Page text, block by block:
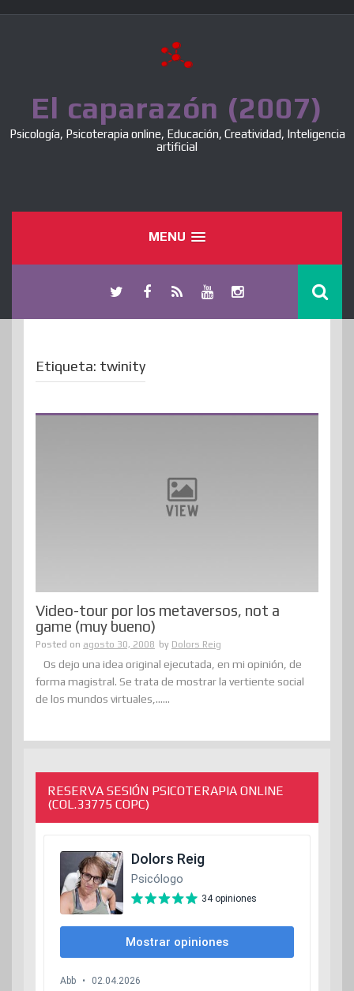
El caparazón (2007)
Psicología, Psicoterapia online, Educación, Creatividad, Inteligencia
artificial
MENU
Etiqueta: twinity
Video-tour por los metaversos, not a
game (muy bueno)
Posted on agosto 30, 2008 by Dolors Reig
Os dejo una idea original ejecutada, en mi opinión, de
forma magistral. Se trata de mostrar la vertiente social
de los mundos virtuales,......
RESERVA SESIÓN PSICOTERAPIA ONLINE
(COL.33775 COPC)